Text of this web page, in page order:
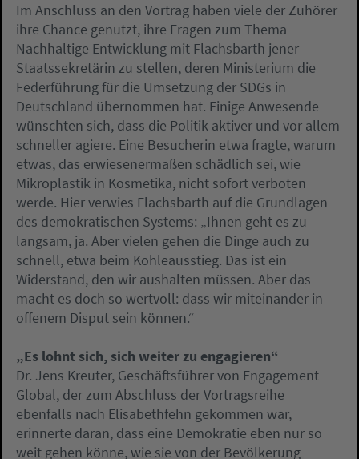
Im Anschluss an den Vortrag haben viele der Zuhörer
ihre Chance genutzt, ihre Fragen zum Thema
Nachhaltige Entwicklung mit Flachsbarth jener
Staatssekretärin zu stellen, deren Ministerium die
Federführung für die Umsetzung der SDGs in
Deutschland übernommen hat. Einige Anwesende
wünschten sich, dass die Politik aktiver und vor allem
schneller agiere. Eine Besucherin etwa fragte, warum
etwas, das erwiesenermaßen schädlich sei, wie
Mikroplastik in Kosmetika, nicht sofort verboten
werde. Hier verwies Flachsbarth auf die Grundlagen
des demokratischen Systems: „Ihnen geht es zu
langsam, ja. Aber vielen gehen die Dinge auch zu
schnell, etwa beim Kohleausstieg. Das ist ein
Widerstand, den wir aushalten müssen. Aber das
macht es doch so wertvoll: dass wir miteinander in
offenem Disput sein können.“
„Es lohnt sich, sich weiter zu engagieren“
Dr. Jens Kreuter, Geschäftsführer von Engagement
Global, der zum Abschluss der Vortragsreihe
ebenfalls nach Elisabethfehn gekommen war,
erinnerte daran, dass eine Demokratie eben nur so
weit gehen könne, wie sie von der Bevölkerung